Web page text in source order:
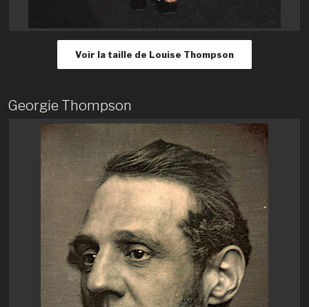
Voir la taille de Louise Thompson
Georgie Thompson